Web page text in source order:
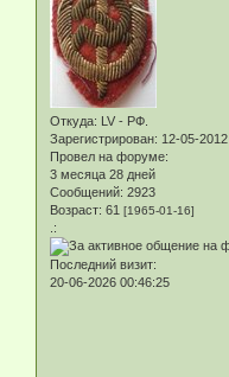
Откуда: LV - РФ.
Зарегистрирован: 12-05-2012
Провел на форуме:
3 месяца 28 дней
Сообщений: 2923
Возраст: 61 [1965-01-16]
.:
Последний визит:
20-06-2026 00:46:25